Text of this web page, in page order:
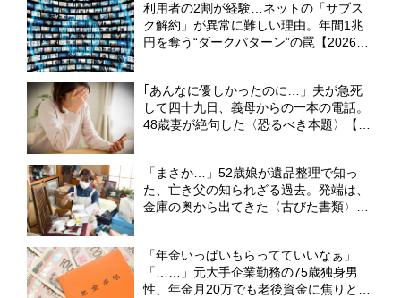
利用者の2割が経験…ネットの「サブス
ク解約」が異常に難しい理由。年間1兆
円を奪う“ダークパターン”の罠【2026年
｢あんなに優しかったのに…」夫が急死
して四十九日、義母からの一本の電話。
48歳妻が絶句した〈恐るべき本題〉【弁
「まさか…」52歳娘が遺品整理で知っ
た、亡き父の知られざる過去。発端は、
金庫の奥から出てきた〈古びた書類〉
「年金いっぱいもらってていいなぁ」
「……」元大手企業勤務の75歳独身男
性、年金月20万でも老後資金に焦りと不